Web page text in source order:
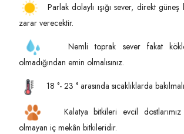
Parlak dolaylı ışığı sever, direkt güneş
zarar verecektir.
Nemli toprak sever fakat
olmadığından emin olmalısınız.
18 °- 23 ° arasında sıcaklıklarda
Kalatya bitkileri evcil dostlarımız
olmayan iç mekân bitkileridir.